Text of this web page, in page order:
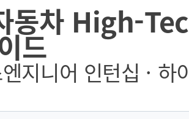
동차 High-
드
지니어 인턴십 ·